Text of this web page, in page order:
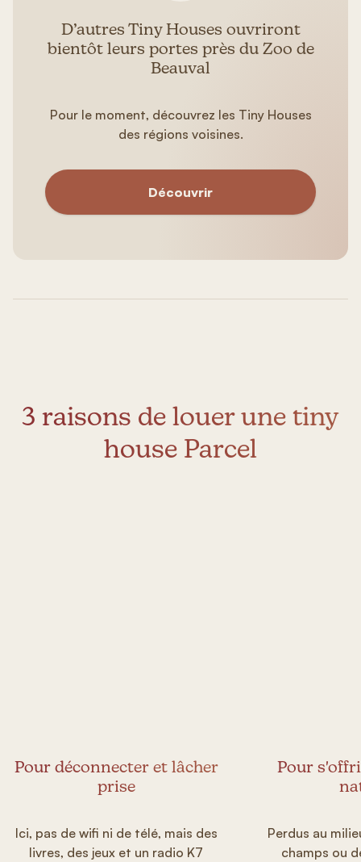
D’autres Tiny Houses ouvriront
bientôt leurs portes près du Zoo de
Beauval
Pour le moment, découvrez les Tiny Houses
des régions voisines.
Découvrir
3 raisons de louer une tiny
house Parcel
Pour déconnecter et lâcher
prise
Ici, pas de wifi ni de télé, mais des
livres, des jeux et un radio K7
Pour
Perdus au
champs ou